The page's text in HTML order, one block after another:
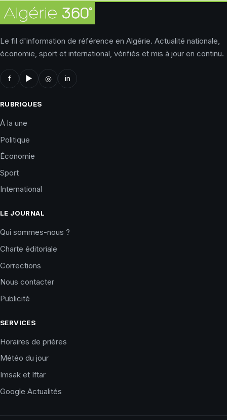
Le fil d'information de référence en Algérie. Actualité nationale,
économie, sport et international, vérifiés et mis à jour en continu.
f ▶ ◎ in
RUBRIQUES
À la une
Politique
Économie
Sport
International
LE JOURNAL
Qui sommes-nous ?
Charte éditoriale
Corrections
Nous contacter
Publicité
SERVICES
Horaires de prières
Météo du jour
Imsak et Iftar
Google Actualités